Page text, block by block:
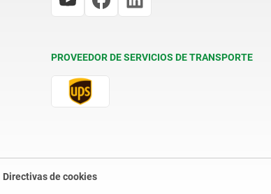
PROVEEDOR DE SERVICIOS DE TRANSPORTE
Directivas de cookies